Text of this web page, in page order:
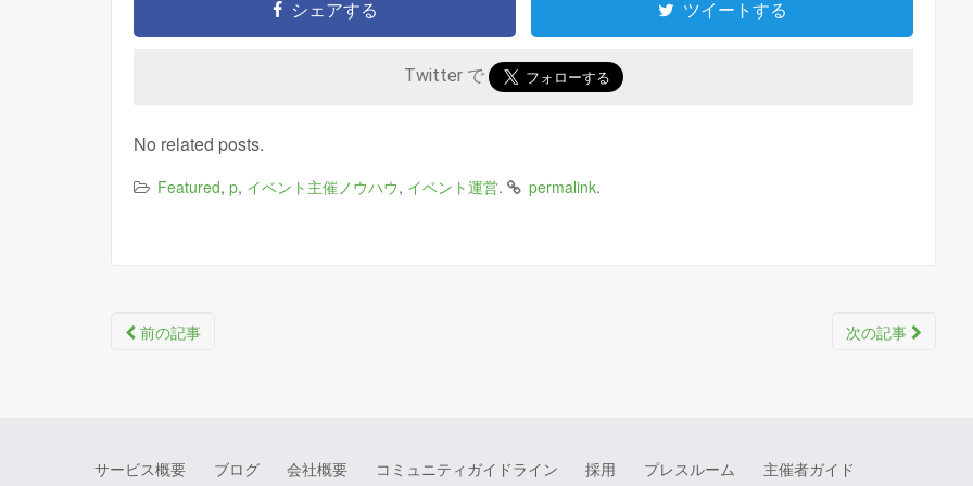
シェアする ツイートする
Twitter で
No related posts.
Featured, p, イベント主催ノウハウ, イベント運営. permalink.
Post
前の記事 次の記事
サービス概要 ブログ 会社概要 コミュニティガイドライン 採用 プレスルーム 主催者ガイド